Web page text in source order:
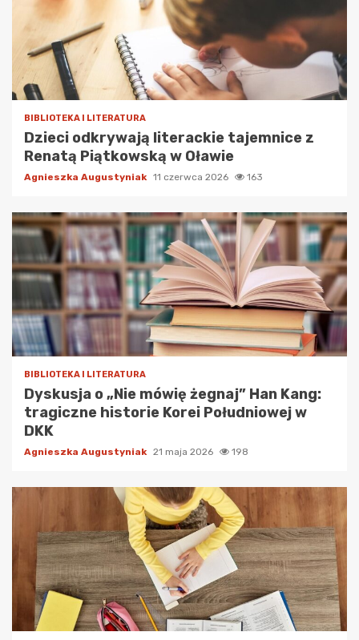
BIBLIOTEKA I LITERATURA
Dzieci odkrywają literackie tajemnice z
Renatą Piątkowską w Oławie
Agnieszka Augustyniak 11 czerwca 2026 163
BIBLIOTEKA I LITERATURA
Dyskusja o „Nie mówię żegnaj” Han Kang:
tragiczne historie Korei Południowej w
DKK
Agnieszka Augustyniak 21 maja 2026 198